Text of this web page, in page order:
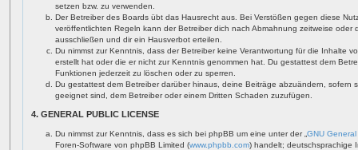
setzen bzw. zu verwenden.
Der Betreiber des Boards übt das Hausrecht aus. Bei Verstößen gegen diese
veröffentlichten Regeln kann der Betreiber dich nach Abmahnung zeitweise
ausschließen und dir ein Hausverbot erteilen.
Du nimmst zur Kenntnis, dass der Betreiber keine Verantwortung für die Inhalte
erstellt hat oder die er nicht zur Kenntnis genommen hat. Du gestattest dem
Funktionen jederzeit zu löschen oder zu sperren.
Du gestattest dem Betreiber darüber hinaus, deine Beiträge abzuändern, sofern
geeignet sind, dem Betreiber oder einem Dritten Schaden zuzufügen.
4. GENERAL PUBLIC LICENSE
Du nimmst zur Kenntnis, dass es sich bei phpBB um eine unter der „ GNU
Foren-Software von phpBB Limited (www.phpbb.com) handelt; deutschsprachige